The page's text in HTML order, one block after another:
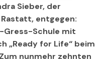
Sieber, der
entgegen:
Gress-Schule mit
„Ready for Life“ beim
nunmehr zehnten